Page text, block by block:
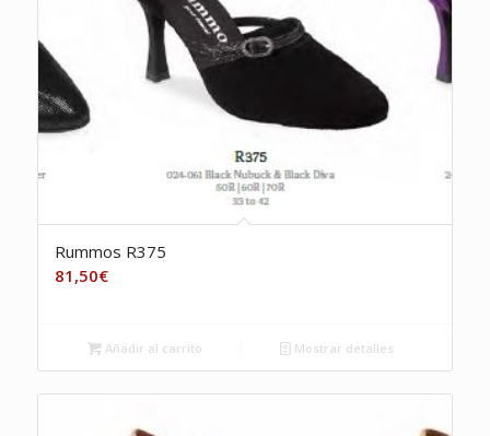
Rummos R375
81,50€
Añadir al carrito Mostrar detalles